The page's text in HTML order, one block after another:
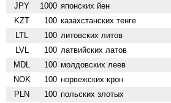
JPY 1000 японских йен
KZT 100 казахстанских тенге
LTL 100 литовских литов
LVL 100 латвийских латов
MDL 100 молдовских леев
NOK 100 норвежских крон
PLN 100 польских злотых